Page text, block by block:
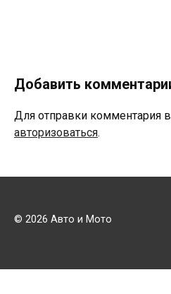
Добавить
Для отправки комментария
авторизоваться.
© 2026 Авто и Мото